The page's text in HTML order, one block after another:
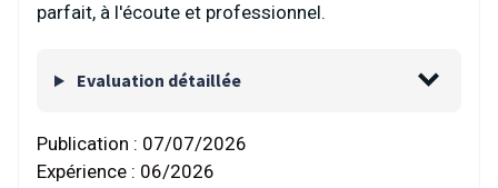
parfait, à l'écoute et professionnel.
Evaluation détaillée
Publication : 07/07/2026
Expérience : 06/2026